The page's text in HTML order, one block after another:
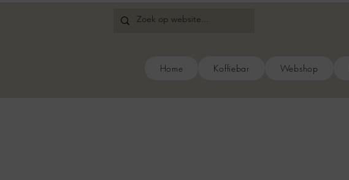
Home Koffiebar Webshop